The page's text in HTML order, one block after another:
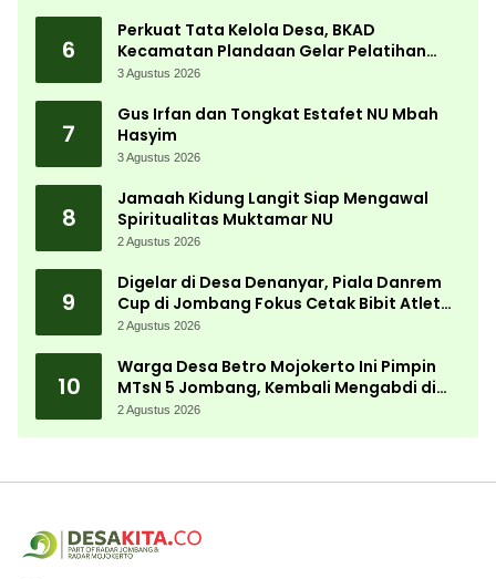
6
Perkuat Tata Kelola Desa, BKAD
Kecamatan Plandaan Gelar Pelatihan
Aparatur Pemdes
3 Agustus 2026
7
Gus Irfan dan Tongkat Estafet NU Mbah
Hasyim
3 Agustus 2026
8
Jamaah Kidung Langit Siap Mengawal
Spiritualitas Muktamar NU
2 Agustus 2026
9
Digelar di Desa Denanyar, Piala Danrem
Cup di Jombang Fokus Cetak Bibit Atlet
Menembak Berprestasi
2 Agustus 2026
10
Warga Desa Betro Mojokerto Ini Pimpin
MTsN 5 Jombang, Kembali Mengabdi di
Almamater
2 Agustus 2026